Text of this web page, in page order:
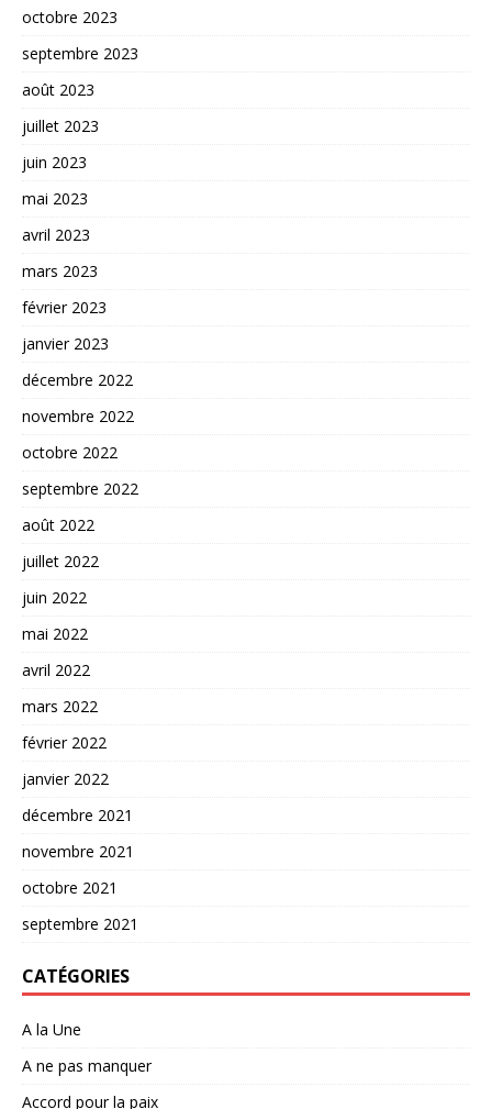
octobre 2023
septembre 2023
août 2023
juillet 2023
juin 2023
mai 2023
avril 2023
mars 2023
février 2023
janvier 2023
décembre 2022
novembre 2022
octobre 2022
septembre 2022
août 2022
juillet 2022
juin 2022
mai 2022
avril 2022
mars 2022
février 2022
janvier 2022
décembre 2021
novembre 2021
octobre 2021
septembre 2021
CATÉGORIES
A la Une
A ne pas manquer
Accord pour la paix